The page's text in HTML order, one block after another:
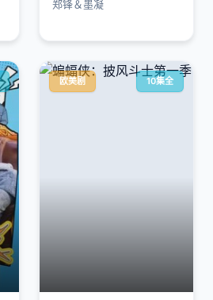
郑锋＆墨凝
欧美剧 10集全